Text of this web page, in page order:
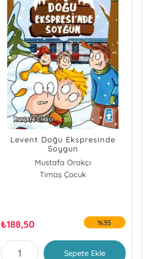
Levent Doğu Ekspresinde
Soygun
Mustafa Orakçı
Timaş Çocuk
₺188,50 %35
Sepete Ekle